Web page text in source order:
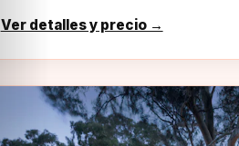
Ver detalles y precio →